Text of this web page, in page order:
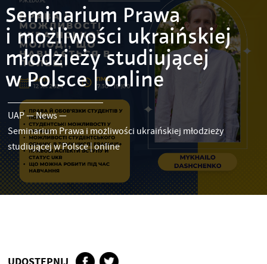
Seminarium Prawa
i możliwości ukraińskiej
młodzieży studiującej
w Polsce | online
UAP—News—
Seminarium Prawa i możliwości ukraińskiej młodzieży
studiującej w Polsce | online